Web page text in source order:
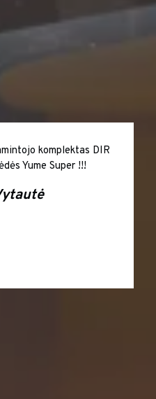
komplektas DIR
Yume Super !!!